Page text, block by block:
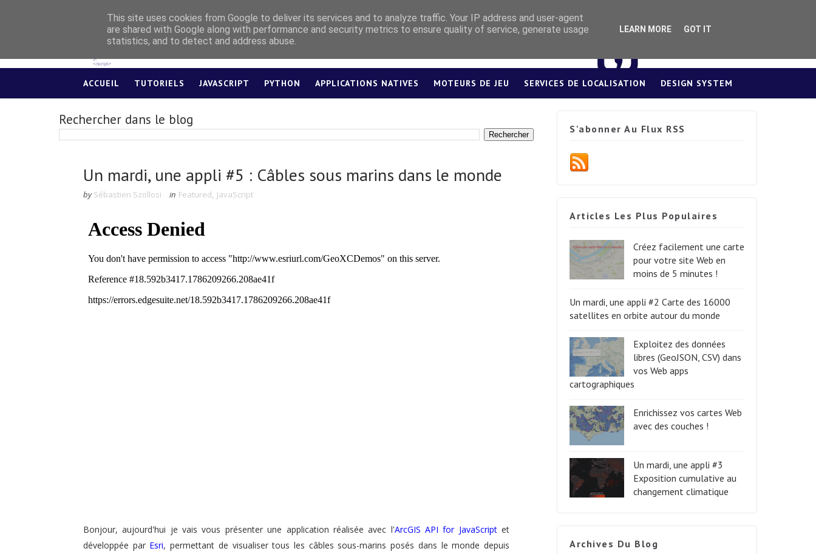
ACCUEIL TUTORIELS JAVASCRIPT PYTHON APPLICATIONS NATIVES MOTEURS DE JEU SERVICES DE LOCALISATION DESIGN SYSTEM
Rechercher dans le blog
Un mardi, une appli #5 : Câbles sous marins dans le monde
by Sébastien Szollosi in Featured, JavaScript
Bonjour, aujourd'hui je vais vous présenter une application réalisée avec l'ArcGIS API for JavaScriptet
développée par Esri, permettant de visualiser tous les câbles sous-marins posés dans le monde depuis
S'abonner Au Flux RSS
Articles Les Plus Populaires
Créez facilement une carte
pour votre site Web en
moins de 5 minutes !
Un mardi, une appli #2 Carte des 16000
satellites en orbite autour du monde
Exploitez des données
libres (GeoJSON, CSV) dans
vos Web apps
cartographiques
Enrichissez vos cartes Web
avec des couches !
Un mardi, une appli #3
Exposition cumulative au
changement climatique
Archives Du Blog
This site uses cookies from Google to deliver its services and to analyze traffic. Your IP address and user-agent
are shared with Google along with performance and security metrics to ensure quality of service, generate usage
statistics, and to detect and address abuse.
LEARN MORE GOT IT